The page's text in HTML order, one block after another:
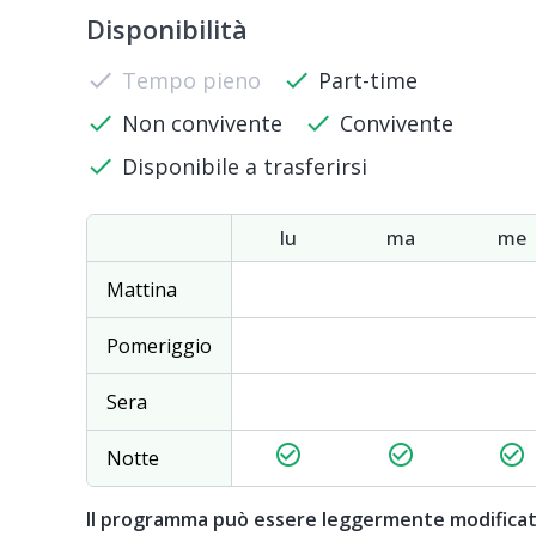
Disponibilità
check Tempo pieno check Part-time
check Non convivente check Convivente
check Disponibile a trasferirsi
lu ma me
Mattina
Pomeriggio
Sera
Notte check_circle_outline check_circle_outline check_circle_outline
Il programma può essere leggermente